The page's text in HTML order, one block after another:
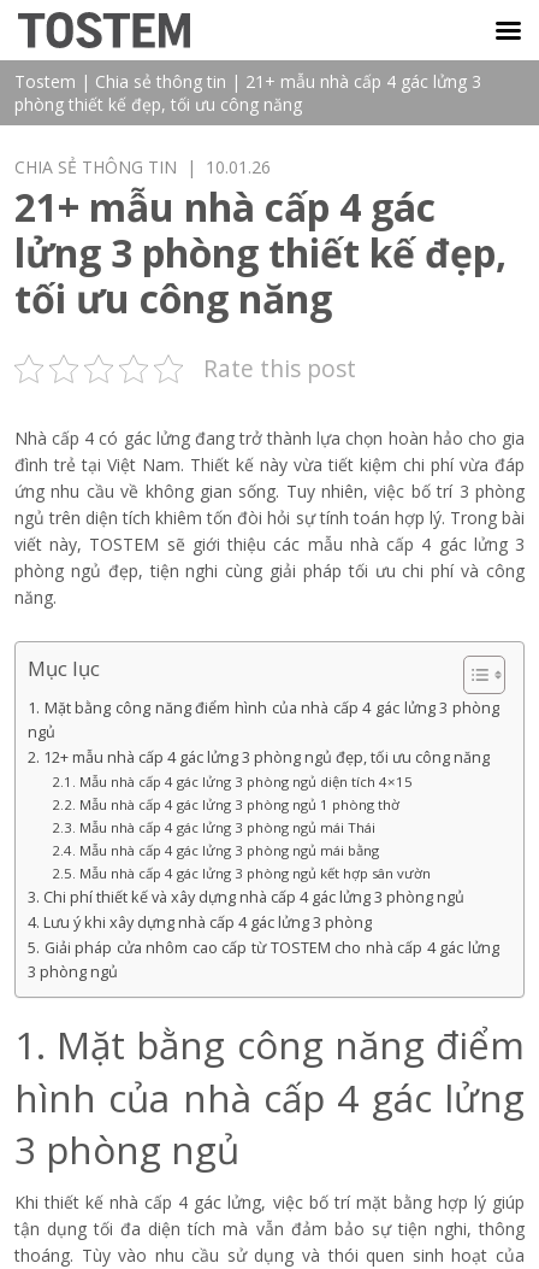
Tostem | Chia sẻ thông tin | 21+ mẫu nhà cấp 4 gác lửng 3
phòng thiết kế đẹp, tối ưu công năng
CHIA SẺ THÔNG TIN | 10.01.26
21+ mẫu nhà cấp 4 gác
lửng 3 phòng thiết kế đẹp,
tối ưu công năng
Rate this post
Nhà cấp 4 có gác lửng đang trở thành lựa chọn hoàn hảo cho gia
đình trẻ tại Việt Nam. Thiết kế này vừa tiết kiệm chi phí vừa đáp
ứng nhu cầu về không gian sống. Tuy nhiên, việc bố trí 3 phòng
ngủ trên diện tích khiêm tốn đòi hỏi sự tính toán hợp lý. Trong bài
viết này, TOSTEM sẽ giới thiệu các mẫu nhà cấp 4 gác lửng 3
phòng ngủ đẹp, tiện nghi cùng giải pháp tối ưu chi phí và công
năng.
Mục lục
1. Mặt bằng công năng điểm hình của nhà cấp 4 gác lửng 3 phòng
ngủ
2. 12+ mẫu nhà cấp 4 gác lửng 3 phòng ngủ đẹp, tối ưu công năng
2.1. Mẫu nhà cấp 4 gác lửng 3 phòng ngủ diện tích 4×15
2.2. Mẫu nhà cấp 4 gác lửng 3 phòng ngủ 1 phòng thờ
2.3. Mẫu nhà cấp 4 gác lửng 3 phòng ngủ mái Thái
2.4. Mẫu nhà cấp 4 gác lửng 3 phòng ngủ mái bằng
2.5. Mẫu nhà cấp 4 gác lửng 3 phòng ngủ kết hợp sân vườn
3. Chi phí thiết kế và xây dựng nhà cấp 4 gác lửng 3 phòng ngủ
4. Lưu ý khi xây dựng nhà cấp 4 gác lửng 3 phòng
5. Giải pháp cửa nhôm cao cấp từ TOSTEM cho nhà cấp 4 gác lửng
3 phòng ngủ
1. Mặt bằng công năng điểm
hình của nhà cấp 4 gác lửng
3 phòng ngủ
Khi thiết kế nhà cấp 4 gác lửng, việc bố trí mặt bằng hợp lý giúp
tận dụng tối đa diện tích mà vẫn đảm bảo sự tiện nghi, thông
thoáng. Tùy vào nhu cầu sử dụng và thói quen sinh hoạt của
TOSTEM VIỆT NAM